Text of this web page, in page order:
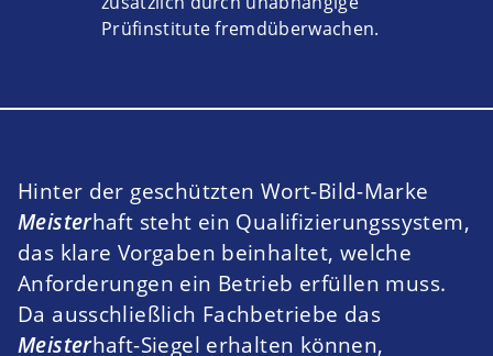
Prüfinstitute fremdüberwachen.
Hinter der geschützten Wort-Bild-Marke
Meisterhaft steht ein Qualifizierungssystem,
das klare Vorgaben beinhaltet, welche
Anforderungen ein Betrieb erfüllen muss.
Da ausschließlich Fachbetriebe das
Meisterhaft-Siegel erhalten können,